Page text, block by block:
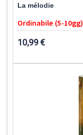
La mélodie
Ordinabile (5-10gg)
10,99 €